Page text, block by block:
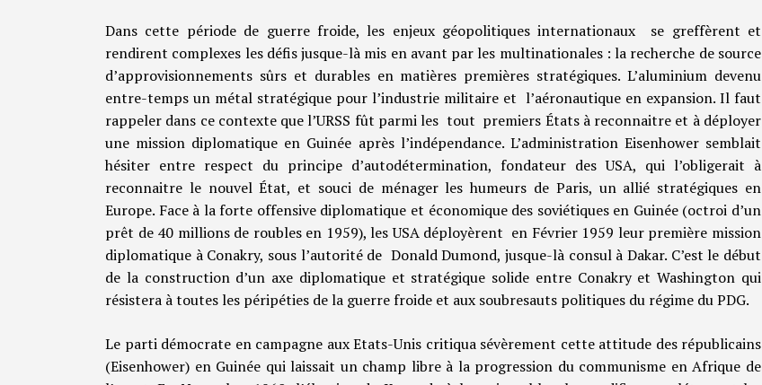
Dans cette période de guerre froide, les enjeux géopolitiques internationaux se greffèrent et
rendirent complexes les défis jusque-là mis en avant par les multinationales : la recherche de source
d’approvisionnements sûrs et durables en matières premières stratégiques. L’aluminium devenu
entre-temps un métal stratégique pour l’industrie militaire et l’aéronautique en expansion. Il faut
rappeler dans ce contexte que l’URSS fût parmi les tout premiers États à reconnaitre et à déployer
une mission diplomatique en Guinée après l’indépendance. L’administration Eisenhower semblait
hésiter entre respect du principe d’autodétermination, fondateur des USA, qui l’obligerait à
reconnaitre le nouvel État, et souci de ménager les humeurs de Paris, un allié stratégiques en
Europe. Face à la forte offensive diplomatique et économique des soviétiques en Guinée (octroi d’un
prêt de 40 millions de roubles en 1959), les USA déployèrent en Février 1959 leur première mission
diplomatique à Conakry, sous l’autorité de Donald Dumond, jusque-là consul à Dakar. C’est le début
de la construction d’un axe diplomatique et stratégique solide entre Conakry et Washington qui
résistera à toutes les péripéties de la guerre froide et aux soubresauts politiques du régime du PDG.
Le parti démocrate en campagne aux Etats-Unis critiqua sévèrement cette attitude des républicains
(Eisenhower) en Guinée qui laissait un champ libre à la progression du communisme en Afrique de